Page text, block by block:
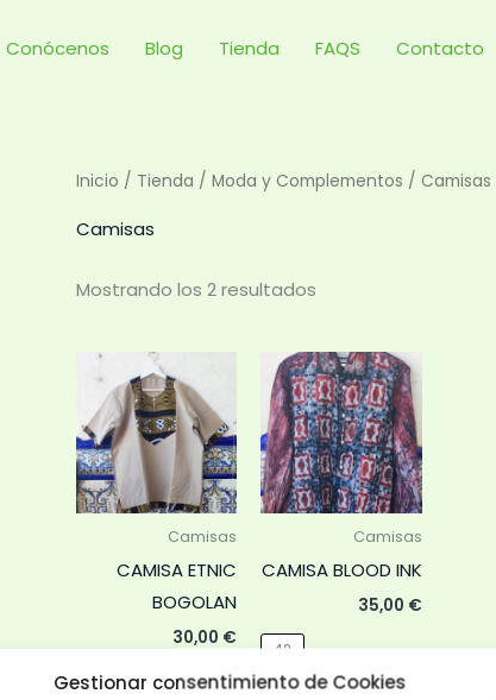
Gestionar consentimiento de Cookies
Conócenos Blog Tienda FAQS Contacto
Inicio / Tienda / Moda y Complementos / Camisas
Camisas
Mostrando los 2 resultados
precio:
bajo
Camisas
CAMISA ETNIC
BOGOLAN
30,00 €
AÑADIR
Camisas
CAMISA BLOOD INK
35,00 €
42
múltiples
variantes.
elegir